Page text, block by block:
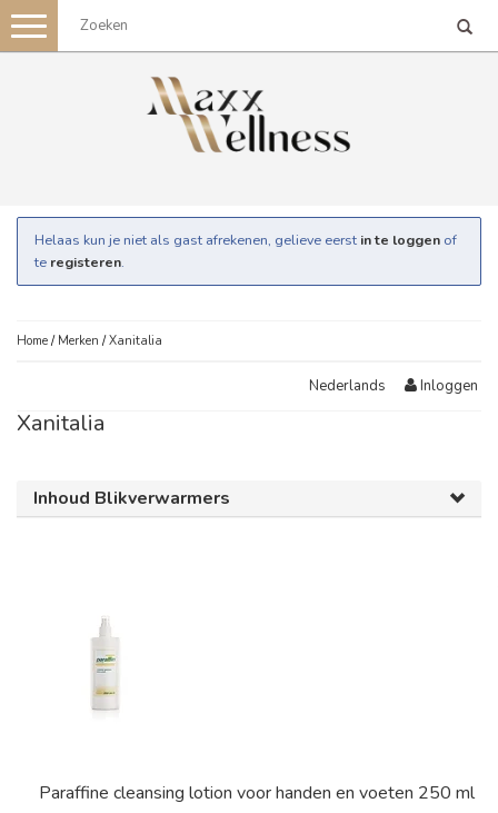
Toggle
navigation
Helaas kun je niet als gast afrekenen, gelieve eerst in te loggen of
te registeren.
Home / Merken /Xanitalia
Nederlands Inloggen
Xanitalia
Inhoud Blikverwarmers
Paraffine cleansing lotion voor handen en voeten 250 ml